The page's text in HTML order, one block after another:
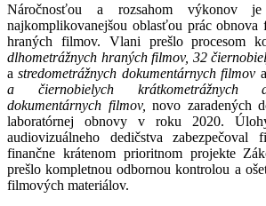
Náročnosťou a rozsahom výkonov
najkomplikovanejšou oblasťou prác obnova
hraných filmov. Vlani prešlo procesom
dlhometrážnych hraných filmov, 32
astredometrážnych dokumentárnych filmov
a čiernobielych krátkometrážnych a
dokumentárnych filmov, novo zaradených
laboratórnej obnovy v roku 2020.
audiovizuálneho dedičstva
finančne krátenom prioritnom projekte
prešlo kompletnou odbornou kontrolou a
filmových materiálov.